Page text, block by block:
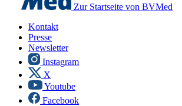
Zur Startseite von BVMed
Kontakt
Presse
Newsletter
Instagram
X
Youtube
Facebook